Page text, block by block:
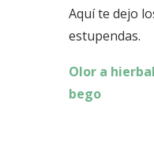
Aquí te dejo
estupendas.
Olor a
bego